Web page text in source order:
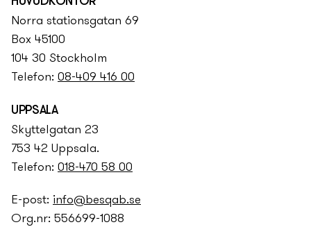
Norra stationsgatan 69
Box 45100
104 30 Stockholm
Telefon: 08-409 416 00
UPPSALA
Skyttelgatan 23
753 42 Uppsala.
Telefon: 018-470 58 00
E-post: info@besqab.se
Org.nr: 556699-1088